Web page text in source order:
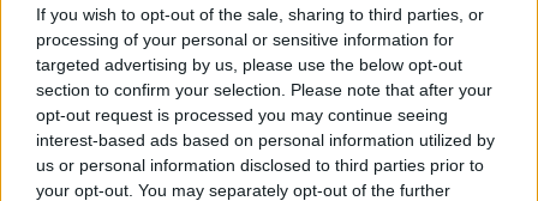
If you wish to opt-out of the sale, sharing to third parties, or
processing of your personal or sensitive information for
targeted advertising by us, please use the below opt-out
section to confirm your selection. Please note that after your
opt-out request is processed you may continue seeing
interest-based ads based on personal information utilized by
us or personal information disclosed to third parties prior to
your opt-out. You may separately opt-out of the further